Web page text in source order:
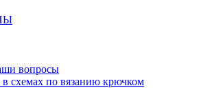
вопросы
в схемах по вязанию крючком